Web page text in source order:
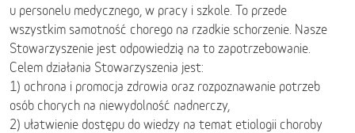
u personelu medycznego, w pracy i szkole. To przede
wszystkim samotność chorego na rzadkie schorzenie. Nasze
Stowarzyszenie jest odpowiedzią na to zapotrzebowanie.
Celem działania Stowarzyszenia jest:
1) ochrona i promocja zdrowia oraz rozpoznawanie potrzeb
osób chorych na niewydolność nadnerczy,
2) ułatwienie dostępu do wiedzy na temat etiologii choroby